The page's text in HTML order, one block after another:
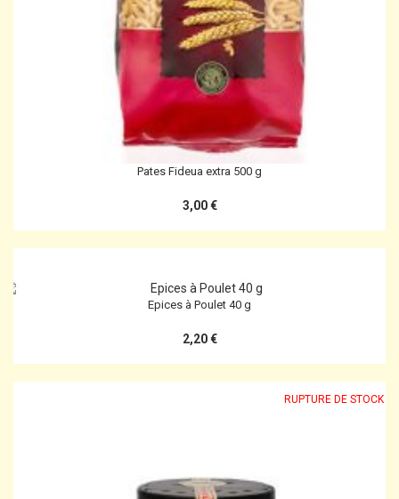
Pates Fideua extra 500 g
3,00 €
Epices à Poulet 40 g
2,20 €
RUPTURE DE STOCK